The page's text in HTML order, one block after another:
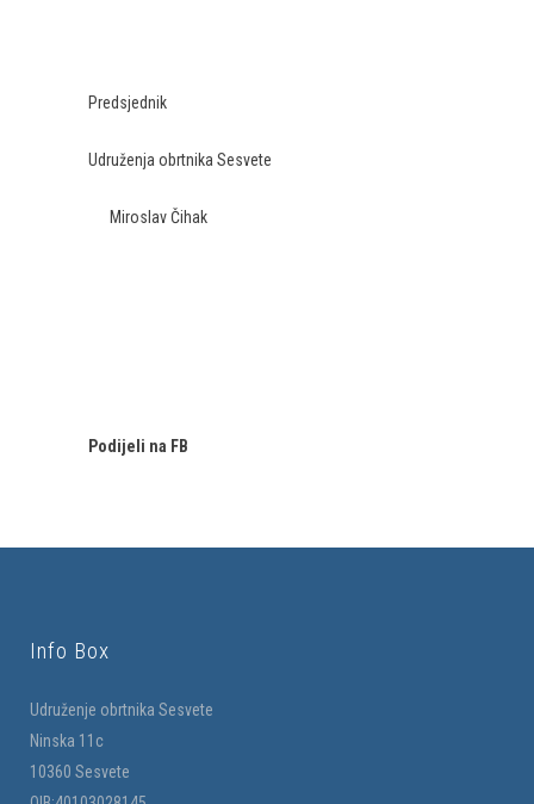
Predsjednik
Udruženja obrtnika Sesvete
Miroslav Čihak
Podijeli na FB
Info Box
Udruženje obrtnika Sesvete
Ninska 11c
10360 Sesvete